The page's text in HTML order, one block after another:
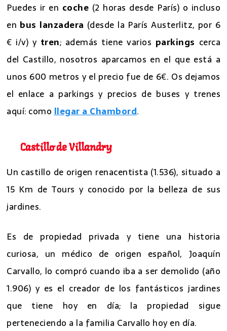
Puedes ir en coche (2 horas desde París) o incluso
en bus lanzadera (desde la París Austerlitz, por 6
€ i/v) y tren; además tiene varios parkings cerca
del Castillo, nosotros aparcamos en el que está a
unos 600 metros y el precio fue de 6€. Os dejamos
el enlace a parkings y precios de buses y trenes
aquí: comollegar a Chambord.
Castillo de Villandry
Un castillo de origen renacentista (1.536), situado a
15 Km de Tours y conocido por la belleza de sus
jardines.
Es de propiedad privada y tiene una historia
curiosa, un médico de origen español, Joaquín
Carvallo, lo compró cuando iba a ser demolido (año
1.906) y es el creador de los fantásticos jardines
que tiene hoy en día; la propiedad sigue
perteneciendo a la familia Carvallo hoy en día.